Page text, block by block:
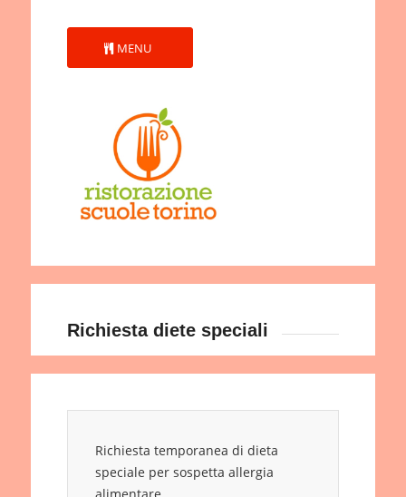
MENU
Richiesta diete speciali
Richiesta temporanea di dieta
speciale per sospetta allergia